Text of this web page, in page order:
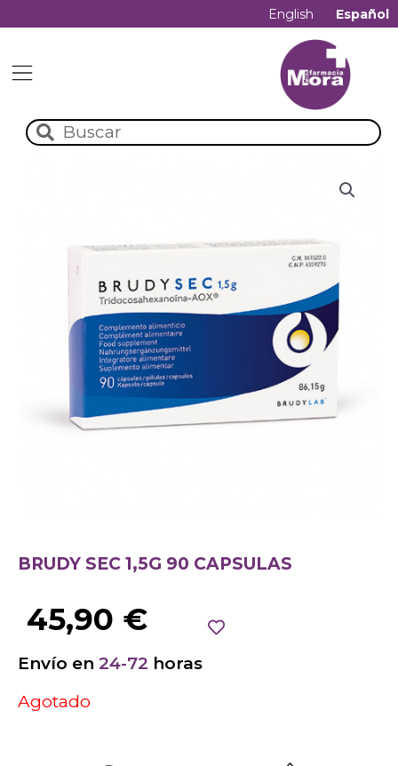
English Español
BRUDY SEC 1,5G 90 CAPSULAS
45,90 €
Envío en 24-72 horas
Agotado